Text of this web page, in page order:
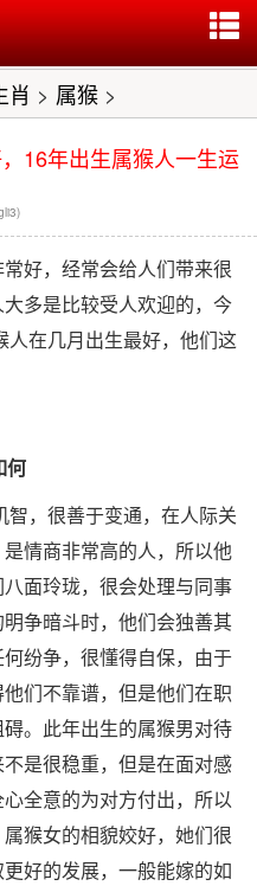
肖 > 属猴 >
16年出生属猴人一生运
好，经常会给人们带来很
多是比较受人欢迎的，今
在几月出生最好，他们这
何
，很善于变通，在人际关
情商非常高的人，所以他
面玲珑，很会处理与同事
争暗斗时，他们会独善其
纷争，很懂得自保，由于
们不靠谱，但是他们在职
。此年出生的属猴男对待
是很稳重，但是在面对感
全意的为对方付出，所以
猴女的相貌姣好，她们很
好的发展，一般能嫁的如